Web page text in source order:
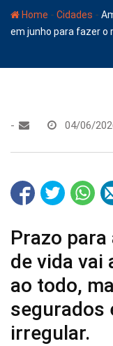
Home - Cidades -
em junho para fazer
- 04/06/
Prazo
de vida vai
ao todo,
segurados
irregular.